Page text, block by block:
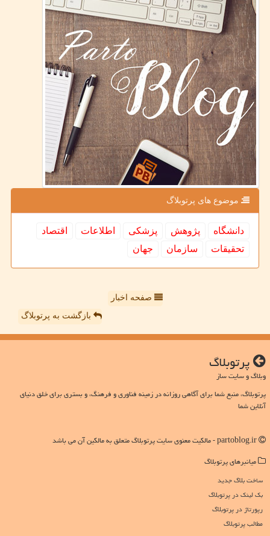
موضوع های پرتوبلاگ
دانشگاه پژوهش پزشكی اطلاعات
اقتصاد
تحقیقات
سازمان جهان
صفحه اخبار
بازگشت به پرتوبلاگ
پرتوبلاگ
وبلاگ و سایت ساز
پرتوبلاگ، منبع شما برای آگاهی روزانه در زمینه فناوری و فرهنگ، و بستری برای خلق دنیای
آنلاین شما
میانبرهای پرتوبلاگ
ساخت بلاگ جدید
بک لینک در پرتوبلاگ
رپورتاژ در پرتوبلاگ
مطالب پرتوبلاگ